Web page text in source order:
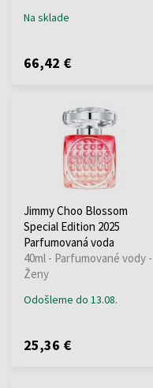
Na sklade
66,42 €
Jimmy Choo Blossom
Special Edition 2025
Parfumovaná voda
40ml - Parfumované vody -
Ženy
Odošleme do 13.08.
25,36 €